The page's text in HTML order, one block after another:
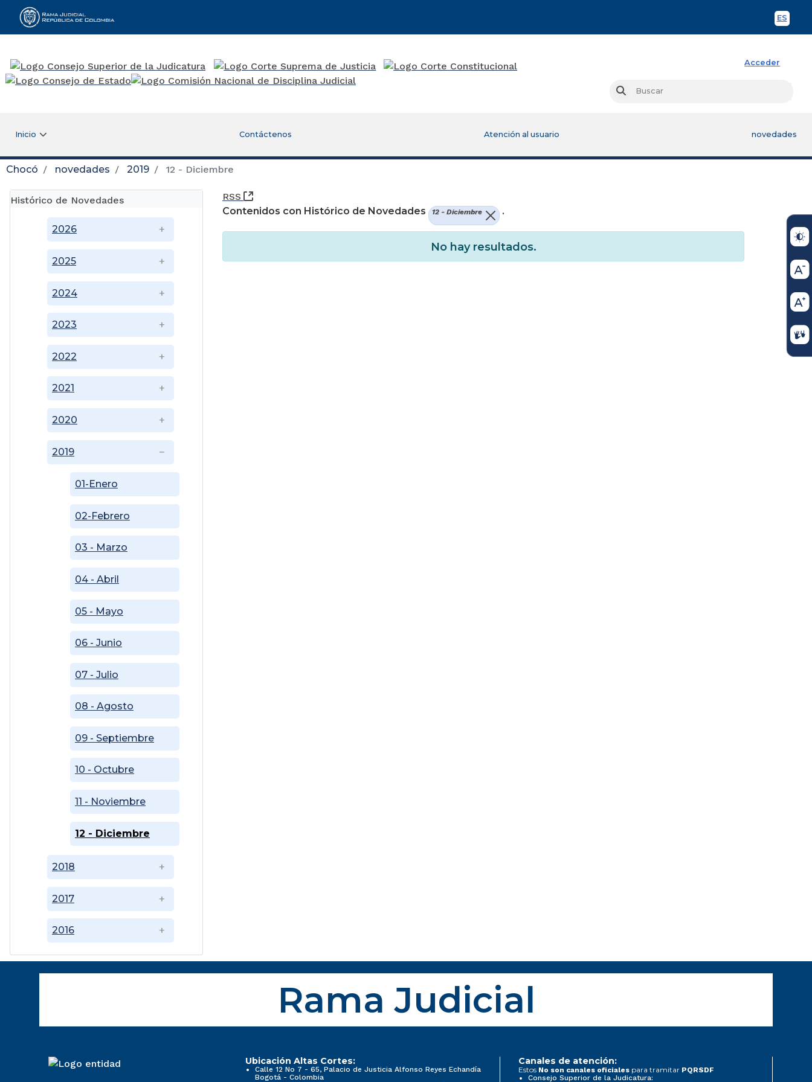
ES
Rama Judicial
Acceder
Buscar
Inicio Contáctenos Atención al usuario novedades
Chocó novedades 2019 12 - Diciembre
Histórico de Novedades
2016
2017
2018
2019
01-Enero
02-Febrero
03 - Marzo
04 - Abril
05 - Mayo
06 - Junio
07 - Julio
08 - Agosto
09 - Septiembre
10 - Octubre
11 - Noviembre
12 - Diciembre
2020
2021
2022
2023
2024
2025
2026
RSS
(Abre una nueva ventana)
Contenidos con Histórico de Novedades
12 - Diciembre .
No hay resultados.
Rama Judicial
Ubicación Altas Cortes:
Calle 12 No 7 - 65, Palacio de Justicia Alfonso Reyes Echandía
Bogotá - Colombia
Canales de atención:
Estos No son canales oficiales para tramitar PQRSDF
Consejo Superior de la Judicatura: